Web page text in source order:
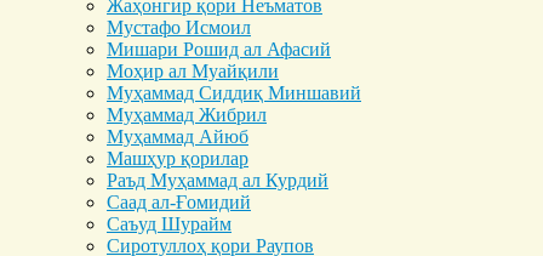
Жаҳонгир қори Неъматов
Мустафо Исмоил
Мишари Рошид ал Афасий
Моҳир ал Муайқили
Муҳаммад Cиддиқ Миншавий
Муҳаммад Жибрил
Муҳаммад Айюб
Машҳур қорилар
Раъд Муҳаммад ал Курдий
Саад ал-Ғомидий
Саъуд Шурайм
Сиротуллоҳ қори Раупов